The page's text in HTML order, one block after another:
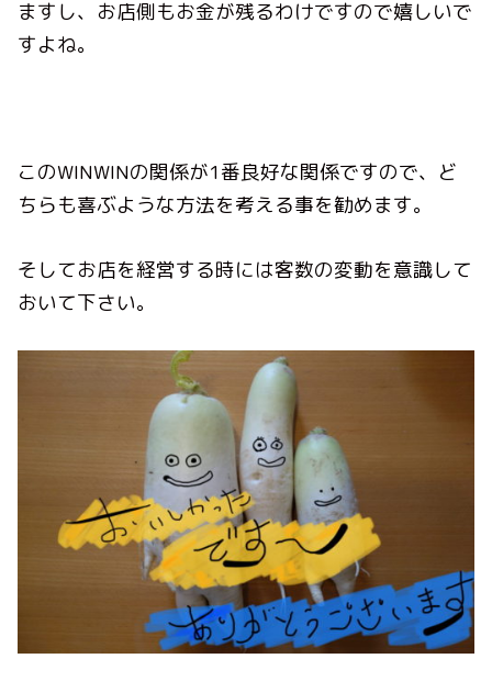
ますし、お店側もお金が残るわけですので嬉しいで
すよね。
このWINWINの関係が1番良好な関係ですので、ど
ちらも喜ぶような方法を考える事を勧めます。
そしてお店を経営する時には客数の変動を意識して
おいて下さい。